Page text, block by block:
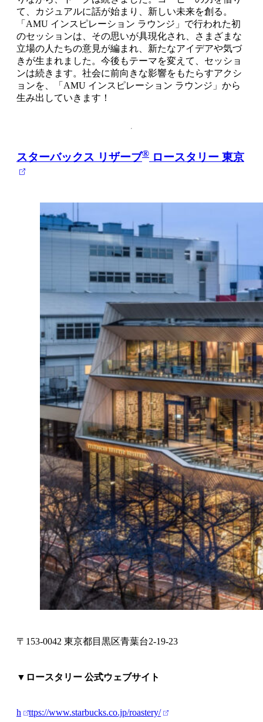
て、カジュアルに話が始まり、新しい未来を創る。
「AMU インスピレーション ラウンジ」で行われた初
のセッションは、その思いが具現化され、さまざまな
立場の人たちの意見が編まれ、新たなアイデアや気づ
きが生まれました。今後もテーマを変えて、セッショ
ンは続きます。社会に前向きな影響をもたらすアクシ
ョンを、「AMU インスピレーション ラウンジ」から
生み出していきます！
スターバックス リザーブ® ロースタリー 東京
〒153-0042 東京都目黒区青葉台2-19-23
▼ロースタリー 公式ウェブサイト
h ttps://www.starbucks.co.jp/roastery/